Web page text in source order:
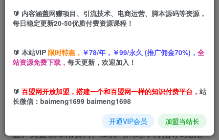
立即购买
课程介绍：
俄罗斯跨境OZON快速上手。从基础到实操全覆
盖。先提供常用资料、工具与网站，再指导0元无
🔰 内容涵盖网赚项目、引流技术、电商运营、脚本源码等资源，
每日稳定更新20-50优质付费资源课程！
🔰 本站VIP 限时特惠， ￥78/年，￥99/永久 (推广佣金70%)， 全
站资源免费下载， 每天更新，欢迎加入！
🔰 百盟网开放加盟，搭建一个和百盟网一样的知识付费平台， 站
长微信：baimeng1699 baimeng1698
开通VIP会员 加盟当站长